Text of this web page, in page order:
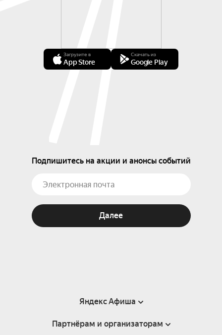
Загрузите в
App Store
Скачать из
Google Play
Подпишитесь на акции и анонсы событий
Далее
Яндекс Афиша
Справка
Партнёрам и организаторам